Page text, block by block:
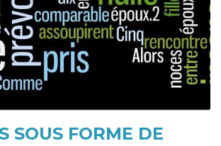
SOUS FORME DE